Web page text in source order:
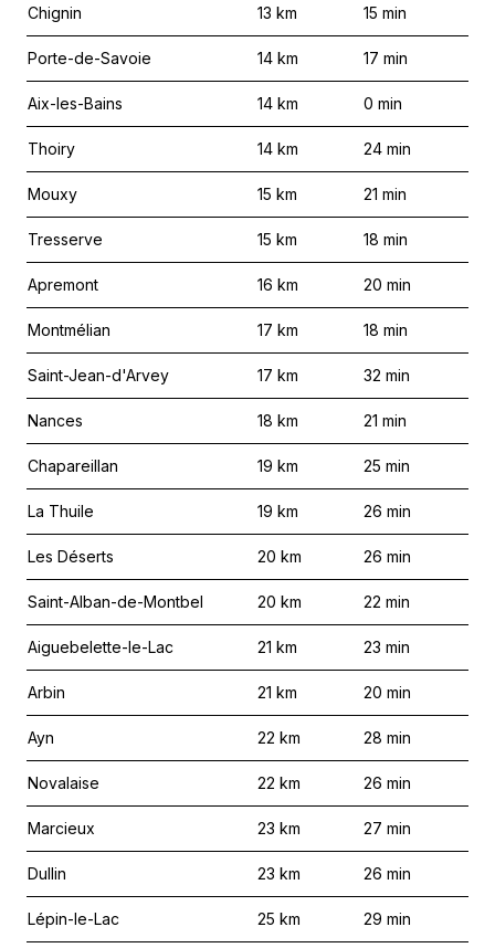
Chignin 13 km 15 min
Porte-de-Savoie 14 km 17 min
Aix-les-Bains 14 km 0 min
Thoiry 14 km 24 min
Mouxy 15 km 21 min
Tresserve 15 km 18 min
Apremont 16 km 20 min
Montmélian 17 km 18 min
Saint-Jean-d'Arvey 17 km 32 min
Nances 18 km 21 min
Chapareillan 19 km 25 min
La Thuile 19 km 26 min
Les Déserts 20 km 26 min
Saint-Alban-de-Montbel 20 km 22 min
Aiguebelette-le-Lac 21 km 23 min
Arbin 21 km 20 min
Ayn 22 km 28 min
Novalaise 22 km 26 min
Marcieux 23 km 27 min
Dullin 23 km 26 min
Lépin-le-Lac 25 km 29 min